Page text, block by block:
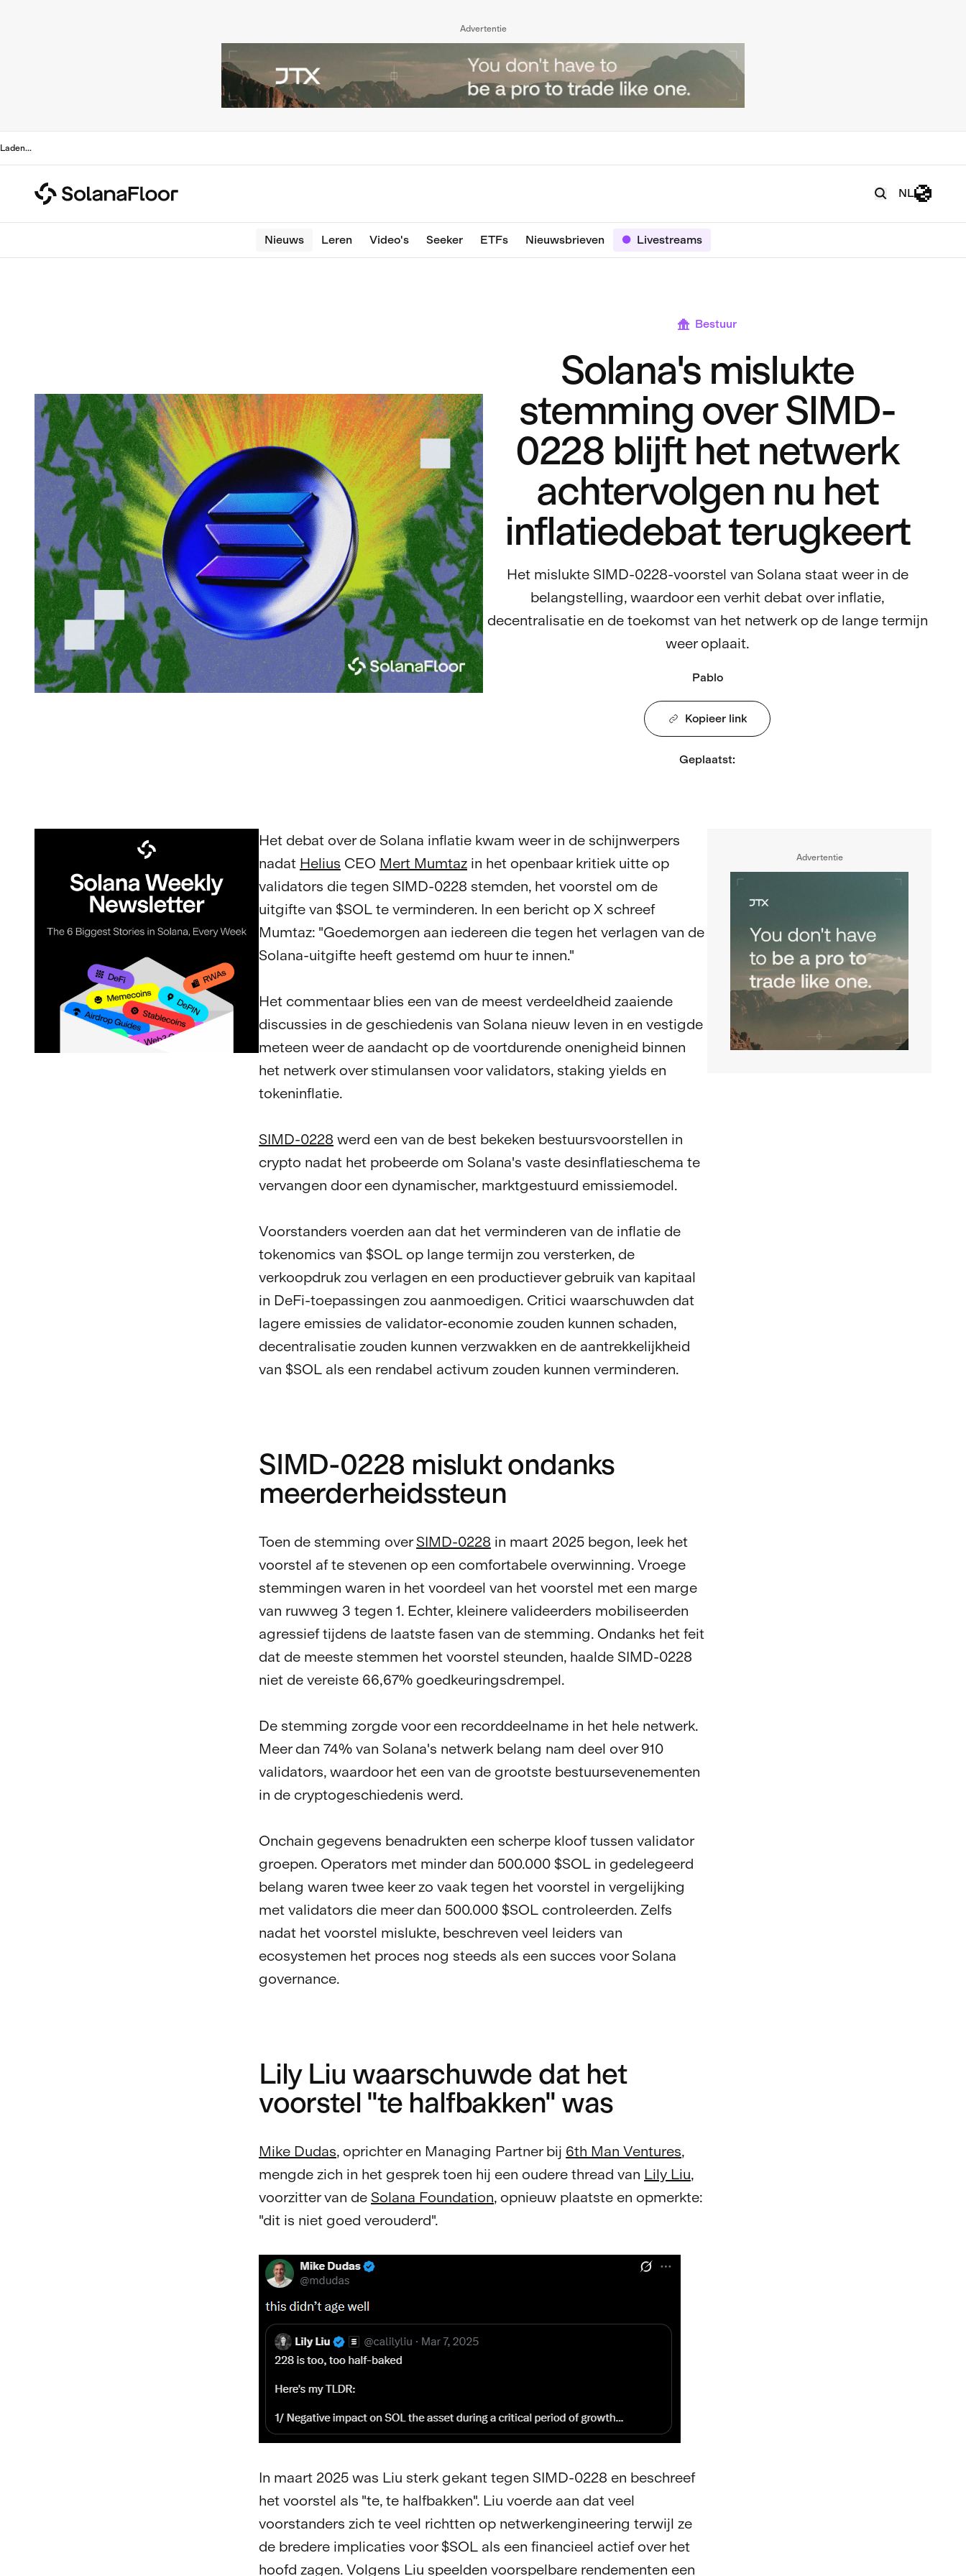
Advertentie
Laden...
NL
Nieuws Leren Video's Seeker ETFs Nieuwsbrieven Livestreams
Bestuur
Solana's mislukte
stemming over SIMD-
0228 blijft het netwerk
achtervolgen nu het
inflatiedebat terugkeert
Het mislukte SIMD-0228-voorstel van Solana staat weer in de
belangstelling, waardoor een verhit debat over inflatie,
decentralisatie en de toekomst van het netwerk op de lange termijn
weer oplaait.
Pablo
Kopieer link
Geplaatst:
Het debat over de Solana inflatie kwam weer in de schijnwerpers
nadat Helius CEO Mert Mumtaz in het openbaar kritiek uitte op
validators die tegen SIMD-0228 stemden, het voorstel om de
uitgifte van $SOL te verminderen. In een bericht op X schreef
Mumtaz: "Goedemorgen aan iedereen die tegen het verlagen van de
Solana-uitgifte heeft gestemd om huur te innen."
Het commentaar blies een van de meest verdeeldheid zaaiende
discussies in de geschiedenis van Solana nieuw leven in en vestigde
meteen weer de aandacht op de voortdurende onenigheid binnen
het netwerk over stimulansen voor validators, staking yields en
tokeninflatie.
SIMD-0228 werd een van de best bekeken bestuursvoorstellen in
crypto nadat het probeerde om Solana's vaste desinflatieschema te
vervangen door een dynamischer, marktgestuurd emissiemodel.
Voorstanders voerden aan dat het verminderen van de inflatie de
tokenomics van $SOL op lange termijn zou versterken, de
verkoopdruk zou verlagen en een productiever gebruik van kapitaal
in DeFi-toepassingen zou aanmoedigen. Critici waarschuwden dat
lagere emissies de validator-economie zouden kunnen schaden,
decentralisatie zouden kunnen verzwakken en de aantrekkelijkheid
van $SOL als een rendabel activum zouden kunnen verminderen.
SIMD-0228 mislukt ondanks
meerderheidssteun
Toen de stemming overSIMD-0228 in maart 2025 begon, leek het
voorstel af te stevenen op een comfortabele overwinning. Vroege
stemmingen waren in het voordeel van het voorstel met een marge
van ruwweg 3 tegen 1. Echter, kleinere valideerders mobiliseerden
agressief tijdens de laatste fasen van de stemming. Ondanks het feit
dat de meeste stemmen het voorstel steunden, haalde SIMD-0228
niet de vereiste 66,67% goedkeuringsdrempel.
De stemming zorgde voor een recorddeelname in het hele netwerk.
Meer dan 74% van Solana's netwerk belang nam deel over 910
validators, waardoor het een van de grootste bestuursevenementen
in de cryptogeschiedenis werd.
Onchain gegevens benadrukten een scherpe kloof tussen validator
groepen. Operators met minder dan 500.000 $SOL in gedelegeerd
belang waren twee keer zo vaak tegen het voorstel in vergelijking
met validators die meer dan 500.000 $SOL controleerden. Zelfs
nadat het voorstel mislukte, beschreven veel leiders van
ecosystemen het proces nog steeds als een succes voor Solana
governance.
Lily Liu waarschuwde dat het
voorstel "te halfbakken" was
Mike Dudas, oprichter en Managing Partner bij 6th Man Ventures,
mengde zich in het gesprek toen hij een oudere thread van Lily Liu,
voorzitter van de Solana Foundation, opnieuw plaatste en opmerkte:
"dit is niet goed verouderd".
In maart 2025 was Liu sterk gekant tegen SIMD-0228 en beschreef
het voorstel als "te, te halfbakken". Liu voerde aan dat veel
voorstanders zich te veel richtten op netwerkengineering terwijl ze
de bredere implicaties voor $SOL als een financieel actief over het
hoofd zagen. Volgens Liu speelden voorspelbare rendementen een
Advertentie